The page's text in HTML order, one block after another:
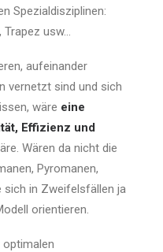
Spezialdisziplinen:
Trapez usw…
aufeinander
vernetzt sind und sich
wäre eine
Effizienz und
Wären da nicht die
Pyromanen,
sich in Zweifelsfällen ja
orientieren.
optimalen